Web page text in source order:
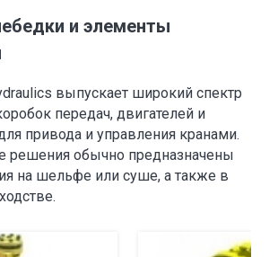
и элементы
выпускает широкий спектр
передач, двигателей и
привода и управления кранами.
решения обычно предназначены
на шельфе или суше, а также в